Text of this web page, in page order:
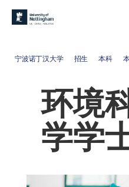
宁波诺丁汉大学 招生 本科
环境
学学